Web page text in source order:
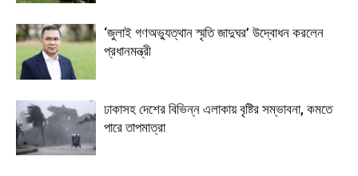
‘জুলাই গণঅভ্যুত্থান স্মৃতি জাদুঘর’ উদ্বোধন করলেন
প্রধানমন্ত্রী
ঢাকাসহ দেশের বিভিন্ন এলাকায় বৃষ্টির সম্ভাবনা, কমতে
পারে তাপমাত্রা